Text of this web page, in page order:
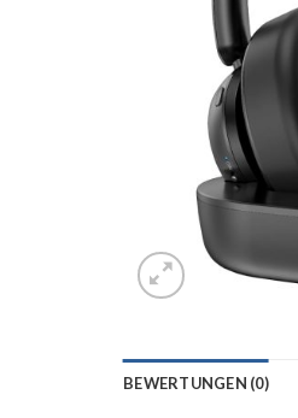
BEWERTUNGEN (0)